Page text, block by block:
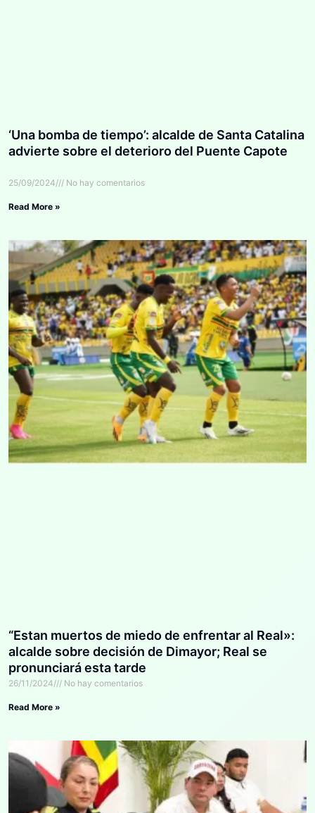
‘Una bomba de tiempo’: alcalde de Santa Catalina
advierte sobre el deterioro del Puente Capote
25/09/2024 No hay comentarios
Read More »
“Estan muertos de miedo de enfrentar al Real»:
alcalde sobre decisión de Dimayor; Real se
pronunciará esta tarde
26/11/2024 No hay comentarios
Read More »